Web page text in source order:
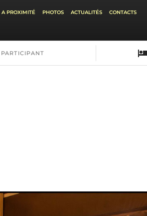
A PROXIMITÉ PHOTOS ACTUALITÉS CONTACTS